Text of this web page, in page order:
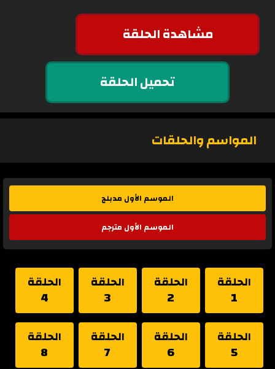
مشاهدة الحلقة
تحميل الحلقة
المواسم والحلقات
الموسم الأول مدبلج
الموسم الأول مترجم
الحلقة
1
الحلقة
2
الحلقة
3
الحلقة
4
الحلقة
5
الحلقة
6
الحلقة
7
الحلقة
8